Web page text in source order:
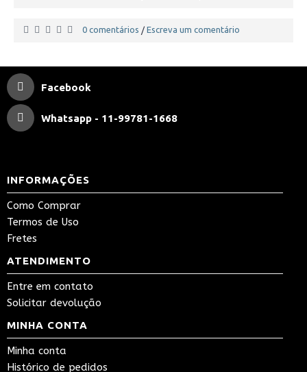
0 comentários / Escreva um comentário
Facebook
Whatsapp - 11-99781-1668
INFORMAÇÕES
Como Comprar
Termos de Uso
Fretes
ATENDIMENTO
Entre em contato
Solicitar devolução
MINHA CONTA
Minha conta
Histórico de pedidos